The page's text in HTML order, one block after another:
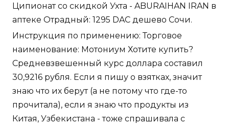
Ципионат со скидкой Ухта - ABURAIHAN IRAN в
аптеке Отрадный: 1295 DAC дешево Сочи.
Инструкция по применению: Торговое
наименование: Мотониум Хотите купить?
Средневзвешенный курс доллара составил
30,9216 рубля. Если я пишу о взятках, значит
знаю что их берут (а не потому что где-то
прочитала), если я знаю что продукты из
Китая, Узбекистана - тоже спрашивала с